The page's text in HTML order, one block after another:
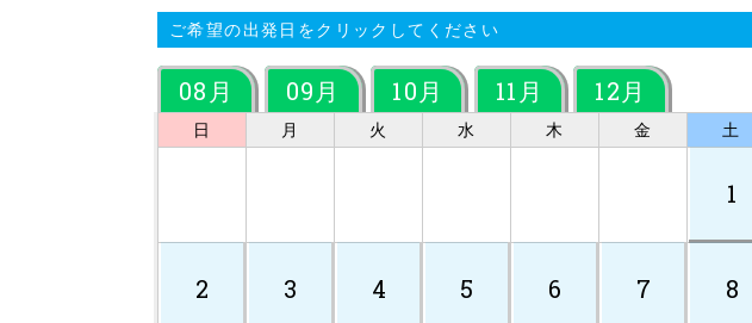
ご希望の出発日をクリックしてください
08月 09月 10月 11月 12月
日 月 火 水 木 金 土
1
2 3 4 5 6 7 8